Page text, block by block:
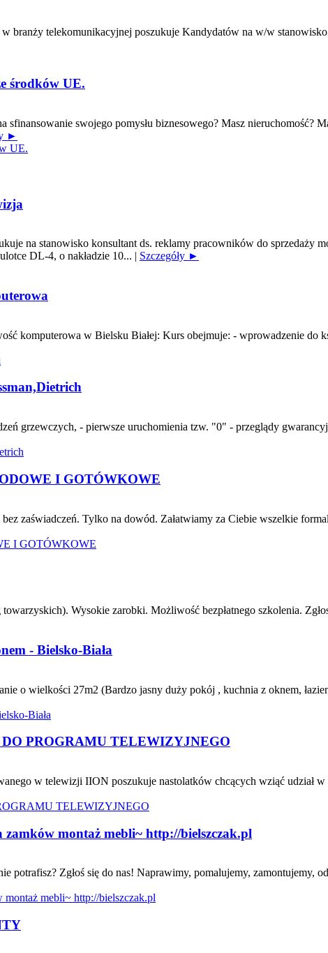
branży telekomunikacyjnej poszukuje Kandydatów na w/w
środków UE.
sfinansowanie swojego pomysłu biznesowego? Masz nieruchomość?
►
na stanowisko konsultant ds. reklamy pracowników do sprzedaży
DL-4, o nakładzie 10... | Szczegóły ►
komputerowa w Bielsku Białej: Kurs obejmuje: - wprowadzenie do
grzewczych, - pierwsze uruchomienia tzw. "0" - przeglądy
I GOTÓWKOWE
zaświadczeń. Tylko na dowód. Załatwiamy za Ciebie wszelkie
towarzyskich). Wysokie zarobki. Możliwość bezpłatnego szkolenia.
- Bielsko-Biała
o wielkości 27m2 (Bardzo jasny duży pokój , kuchnia z oknem,
PROGRAMU TELEWIZYJNEGO
w telewizji IION poszukuje nastolatków chcących wziąć udział
montaż mebli~ http://bielszczak.pl
potrafisz? Zgłoś się do nas! Naprawimy, pomalujemy,